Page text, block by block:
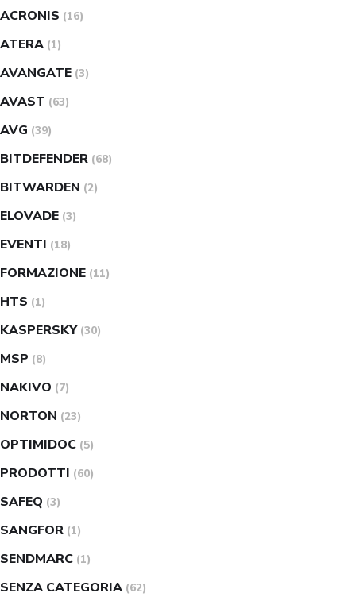
ACRONIS (16)
ATERA (1)
AVANGATE (3)
AVAST (63)
AVG (39)
BITDEFENDER (68)
BITWARDEN (2)
ELOVADE (3)
EVENTI (18)
FORMAZIONE (11)
HTS (1)
KASPERSKY (30)
MSP (8)
NAKIVO (7)
NORTON (23)
OPTIMIDOC (5)
PRODOTTI (60)
SAFEQ (3)
SANGFOR (1)
SENDMARC (1)
SENZA CATEGORIA (62)